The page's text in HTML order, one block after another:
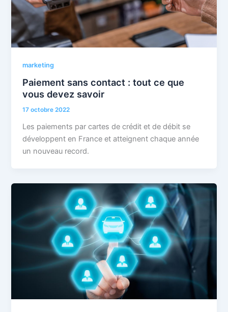
marketing
Paiement sans contact : tout ce que
vous devez savoir
17 octobre 2022
Les paiements par cartes de crédit et de débit se
développent en France et atteignent chaque année
un nouveau record.